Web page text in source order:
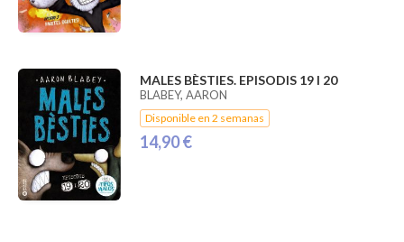
MALES BÈSTIES. EPISODIS 19 I 20
BLABEY, AARON
Disponible en 2 semanas
14,90 €